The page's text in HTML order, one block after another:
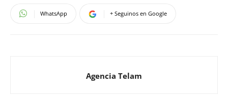
WhatsApp + Seguinos en Google
Agencia Telam